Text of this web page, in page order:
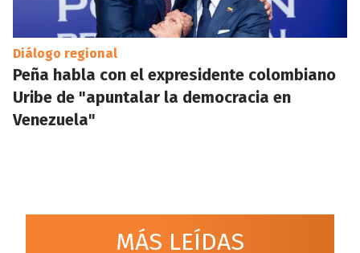
Diálogo regional
Peña habla con el expresidente colombiano
Uribe de "apuntalar la democracia en
Venezuela"
MÁS LEÍDAS